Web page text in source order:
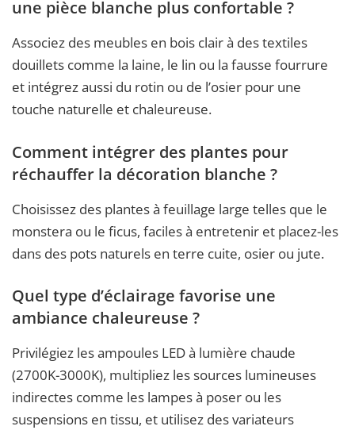
une pièce blanche plus confortable ?
Associez des meubles en bois clair à des textiles
douillets comme la laine, le lin ou la fausse fourrure
et intégrez aussi du rotin ou de l’osier pour une
touche naturelle et chaleureuse.
Comment intégrer des plantes pour
réchauffer la décoration blanche ?
Choisissez des plantes à feuillage large telles que le
monstera ou le ficus, faciles à entretenir et placez-les
dans des pots naturels en terre cuite, osier ou jute.
Quel type d’éclairage favorise une
ambiance chaleureuse ?
Privilégiez les ampoules LED à lumière chaude
(2700K-3000K), multipliez les sources lumineuses
indirectes comme les lampes à poser ou les
suspensions en tissu, et utilisez des variateurs